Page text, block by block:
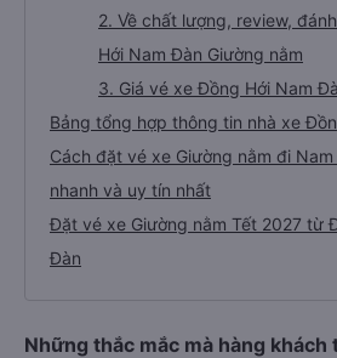
2. Về chất lượng, review,
Hới Nam Đàn Giường nằm
3. Giá vé xe Đồng Hới Nam
Bảng tổng hợp thông tin nhà xe
Cách đặt vé xe Giường nằm đi
nhanh và uy tín nhất
Đặt vé xe Giường nằm Tết 2027 từ
Đàn
Những thắc mắc mà hàng